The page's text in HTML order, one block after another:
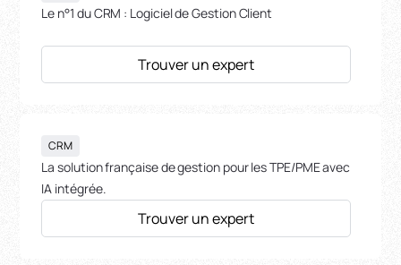
Le n°1 du CRM : Logiciel de Gestion Client
Trouver un expert
CRM
La solution française de gestion pour les TPE/PME avec
IA intégrée.
Trouver un expert